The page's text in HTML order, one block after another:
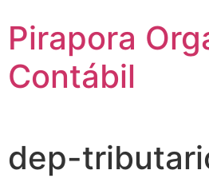
Pirapora
Contábil
dep-